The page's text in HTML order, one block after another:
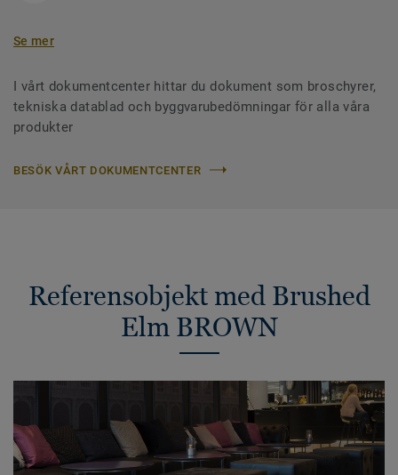
Se mer
I vårt dokumentcenter hittar du dokument som broschyrer,
tekniska datablad och byggvarubedömningar för alla våra
produkter
BESÖK VÅRT DOKUMENTCENTER
Referensobjekt med Brushed
Elm BROWN